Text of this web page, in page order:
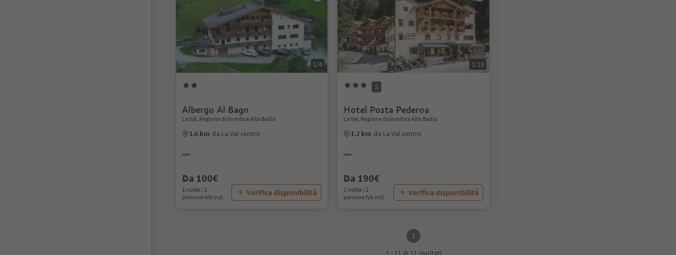
1/4
Albergo Al Bagn
La Val, Regione dolomitica Alta Badia
1.6 km da La Val centro
Da 100€
1 notte / 2
persone IVA incl.
Verifica disponibilità
1/19
S
Hotel Posta Pederoa
La Val, Regione dolomitica Alta Badia
1.2 km da La Val centro
Da 190€
1 notte / 2
persone IVA incl.
Verifica disponibilità
1
1 - 11 di 11 risultati